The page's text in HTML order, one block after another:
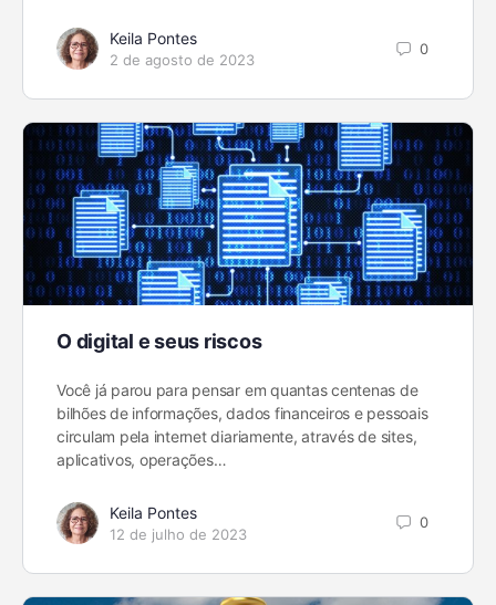
Keila Pontes
2 de agosto de 2023
0
O digital e seus riscos
Você já parou para pensar em quantas centenas de
bilhões de informações, dados financeiros e pessoais
circulam pela internet diariamente, através de sites,
aplicativos, operações…
Keila Pontes
12 de julho de 2023
0